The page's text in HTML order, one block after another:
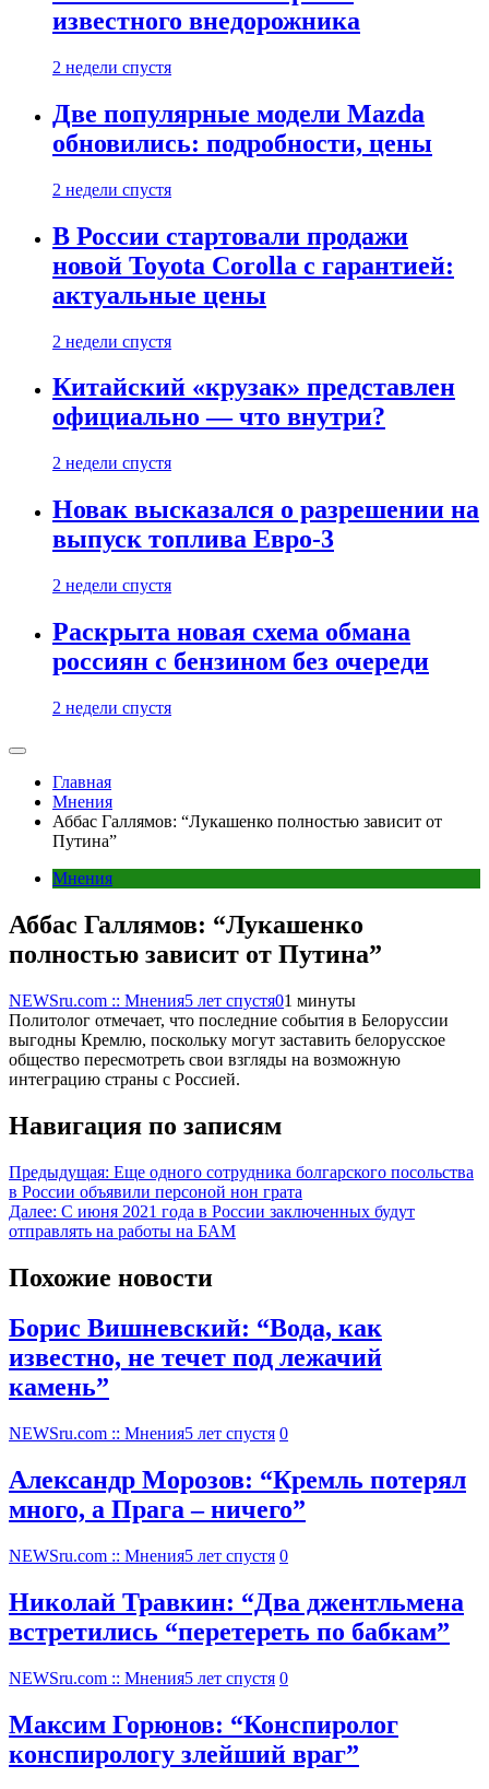
известного внедорожника
2 недели спустя
Две популярные модели Mazda
обновились: подробности, цены
2 недели спустя
В России стартовали продажи
новой Toyota Corolla с гарантией:
актуальные цены
2 недели спустя
Китайский «крузак» представлен
официально — что внутри?
2 недели спустя
Новак высказался о разрешении на
выпуск топлива Евро-3
2 недели спустя
Раскрыта новая схема обмана
россиян с бензином без очереди
2 недели спустя
Главная
Мнения
Аббас Галлямов: “Лукашенко полностью зависит от
Путина”
Мнения
Аббас Галлямов: “Лукашенко
полностью зависит от Путина”
NEWSru.com :: Мнения5 лет спустя01 минуты
Политолог отмечает, что последние события в Белоруссии
выгодны Кремлю, поскольку могут заставить белорусское
общество пересмотреть свои взгляды на возможную
интеграцию страны с Россией.
Навигация по записям
Предыдущая: Еще одного сотрудника болгарского посольства
в России объявили персоной нон грата
Далее: С июня 2021 года в России заключенных будут
отправлять на работы на БАМ
Похожие новости
Борис Вишневский: “Вода, как
известно, не течет под лежачий
камень”
NEWSru.com :: Мнения5 лет спустя 0
Александр Морозов: “Кремль потерял
много, а Прага – ничего”
NEWSru.com :: Мнения5 лет спустя 0
Николай Травкин: “Два джентльмена
встретились “перетереть по бабкам”
NEWSru.com :: Мнения5 лет спустя 0
Максим Горюнов: “Конспиролог
конспирологу злейший враг”